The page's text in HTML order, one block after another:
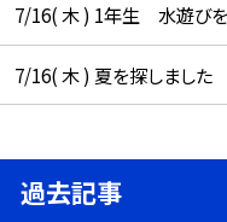
7/16( 木 ) 1年生 水遊びを
7/16( 木 ) 夏を探しました
過去記事